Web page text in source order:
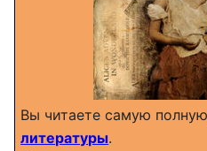
Вы читаете самую
литературы.